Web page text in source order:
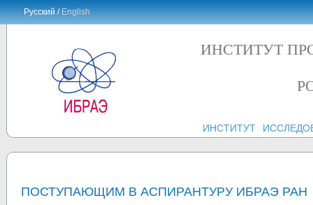
Русский /English
ИНСТИТУТ
ИНСТИТУТ
ПОСТУПАЮЩИМ В АСПИРАНТУРУ ИБРАЭ РАН